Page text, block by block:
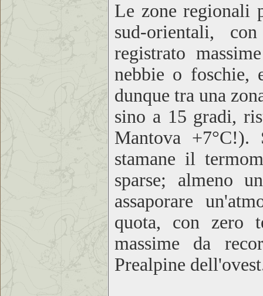
Le zone regionali
sud-orientali,
registrato
nebbie o foschie,
dunque tra una
sino a 15 gradi,
Mantova +7°C!).
stamane il
sparse; almeno
assaporare
quota, con zero
massime da
Prealpine